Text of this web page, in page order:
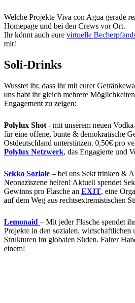
Welche Projekte Viva con Agua gerade
Homepage und bei den Crews vor Ort.
Ihr könnt auch eure virtuelle
mit!
Soli-Drinks
Wusstet ihr, dass ihr mit eurer
uns habt ihr gleich mehrere
Engagement zu zeigen:
Polylux Shot - mit unserem neuen
für eine offene, bunte & demokratische
Ostdeutschland unterstützen. 0,50€ pro
Polylux Netzwerk, das Engagierte und
Sekko Soziale – bei uns Sekt trinken &
Neonaziszene helfen! Aktuell spendet
Gewinns pro Flasche an EXIT, eine
auf dem Weg aus rechtsextremistischen
Lemonaid – Mit jeder Flasche spendet
Projekte in den sozialen, wirtschaftlichen
Strukturen im globalen Süden. Fairer
einem!